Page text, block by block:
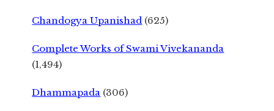
Chandogya Upanishad (625)
Complete Works of Swami Vivekananda
(1,494)
Dhammapada (306)